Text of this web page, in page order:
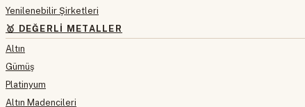
Yenilenebilir Şirketleri
🥇 DEĞERLI METALLER
Altın
Gümüş
Platinyum
Altın Madencileri